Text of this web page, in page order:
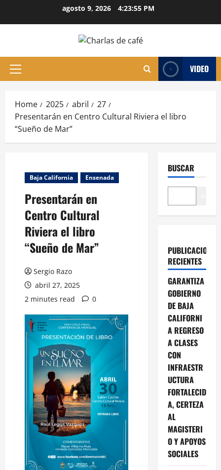
agosto 9, 2026 4:23:56 PM
Primary
VIDEO
Home 2025 abril
27
Presentarán en Centro Cultural Riviera el libro
“Sueño de Mar”
Baja California Ensenada
Presentarán en
Centro Cultural
Riviera el libro
“Sueño de Mar”
Sergio Razo
abril 27, 2025
2 minutes read
0
BUSCAR
PUBLICACIONES
RECIENTES
GARANTIZA
GOBIERNO
DE BAJA
CALIFORNI
A REGRESO
A CLASES
CON
INFRAESTR
UCTURA
FORTALECID
A, CERTEZA
AL
MAGISTERI
O Y APOYOS
SOCIALES